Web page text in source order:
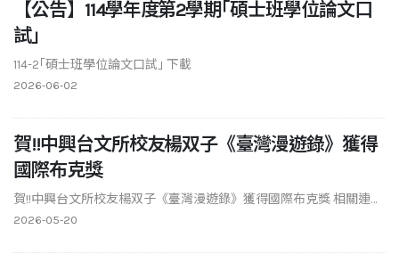
【公告】114學年度第2學期｢碩士班學位論文口
試｣
114-2｢碩士班學位論文口試｣ 下載
2026-06-02
賀!!中興台文所校友楊双子《臺灣漫遊錄》獲得
國際布克獎
賀!!中興台文所校友楊双子《臺灣漫遊錄》獲得國際布克獎 相關連
結：國際布克獎（The Interna
2026-05-20